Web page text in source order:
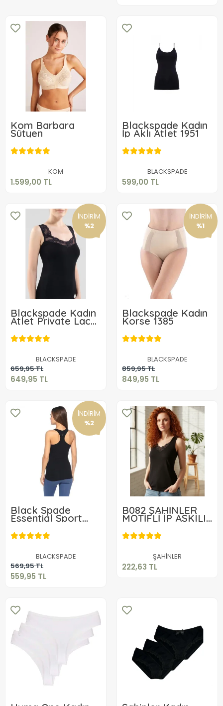
Kom Barbara
Sütyen
KOM
1.599,00 TL
1.599,00 TL
Blackspade Kadın
İp Aklı Atlet 1951
BLACKSPADE
599,00 TL
599,00 TL
İNDİRİM
%2
Blackspade Kadın
Atlet Private Lace
1957
BLACKSPADE
659,95 TL
649,95 TL
649,95 TL
Sepete Ekle
İNDİRİM
%1
Blackspade Kadın
Korse 1385
BLACKSPADE
859,95 TL
849,95 TL
849,95 TL
Sepete Ekle
İNDİRİM
%2
Black Spade
Essential Sport
Singlet 1713
BLACKSPADE
569,95 TL
559,95 TL
559,95 TL
Sepete Ekle
B082 ŞAHİNLER
MOTİFLİ İP ASKILI
ATLET
ŞAHİNLER
222,63 TL
222,63 TL
Sepete Ekle